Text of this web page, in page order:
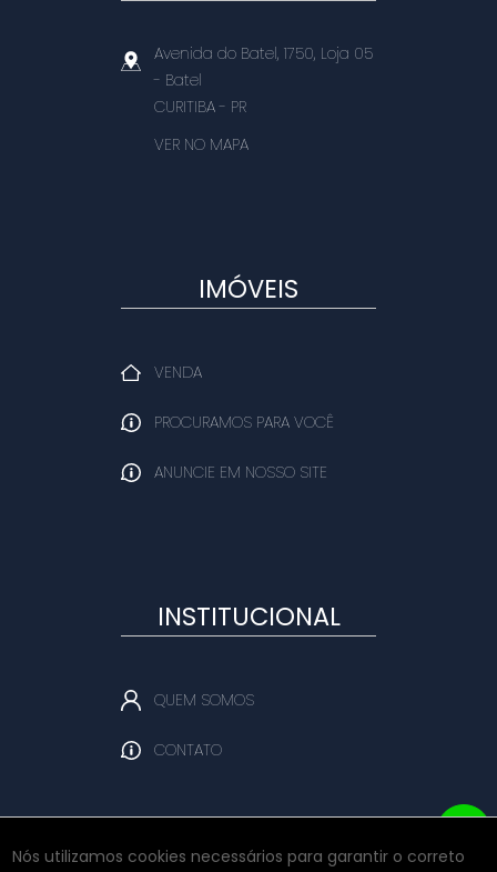
Avenida do Batel, 1750, Loja 05
- Batel
CURITIBA- PR
VER NO MAPA
IMÓVEIS
VENDA
PROCURAMOS PARA VOCÊ
ANUNCIE EM NOSSO SITE
INSTITUCIONAL
QUEM SOMOS
CONTATO
Nós utilizamos cookies necessários para garantir o correto